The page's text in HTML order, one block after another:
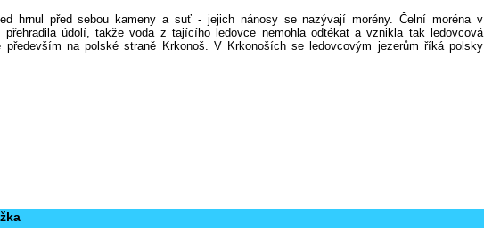
hrnul před sebou kameny a suť - jejich nánosy se nazývají morény. Čelní moréna v
přehradila údolí, takže voda z tajícího ledovce nemohla odtékat a vznikla tak ledovcová
především na polské straně Krkonoš. V Krkonoších se ledovcovým jezerům říká polsky